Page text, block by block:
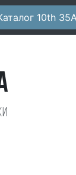
10th